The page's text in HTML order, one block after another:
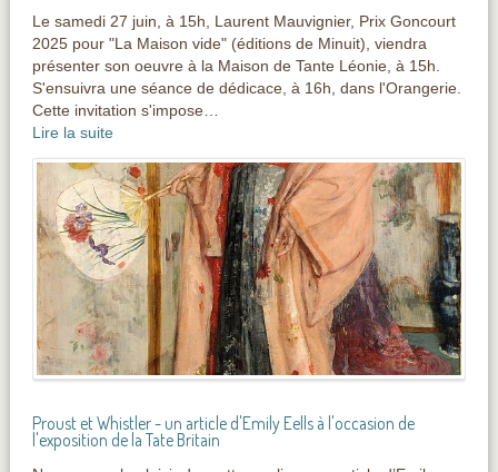
Le samedi 27 juin, à 15h, Laurent Mauvignier, Prix Goncourt
2025 pour "La Maison vide" (éditions de Minuit), viendra
présenter son oeuvre à la Maison de Tante Léonie, à 15h.
S'ensuivra une séance de dédicace, à 16h, dans l'Orangerie.
Cette invitation s'impose…
Lire la suite
Proust et Whistler - un article d'Emily Eells à l'occasion de
l'exposition de la Tate Britain